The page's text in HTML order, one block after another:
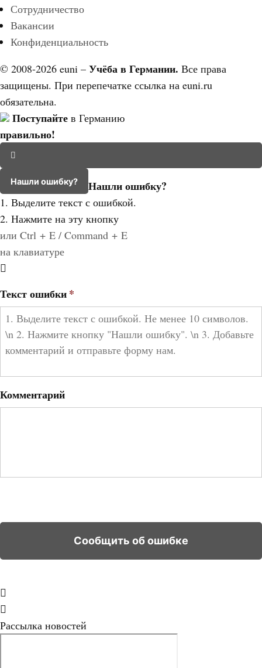
Сотрудничество
Вакансии
Конфиденциальность
© 2008-2026 euni – Учёба в Германии. Все права
защищены. При перепечатке ссылка на euni.ru
обязательна.
Поступайте в Германию
правильно!
Нашли ошибку? Нашли ошибку?
1. Выделите текст с ошибкой.
2. Нажмите на эту кнопку
или Ctrl + E / Command + E
на клавиатуре
Текст ошибки*
Комментарий
Рассылка новостей